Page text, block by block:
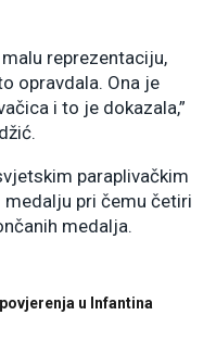
reprezentaciju,
opravdala. Ona je
i to je dokazala,”
paraplivačkim
pri čemu četiri
medalja.
u Infantina